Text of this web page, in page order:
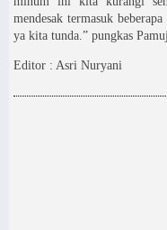
mendesak termasuk
ya kita tunda.” pungkas
Editor : Asri Nuryani